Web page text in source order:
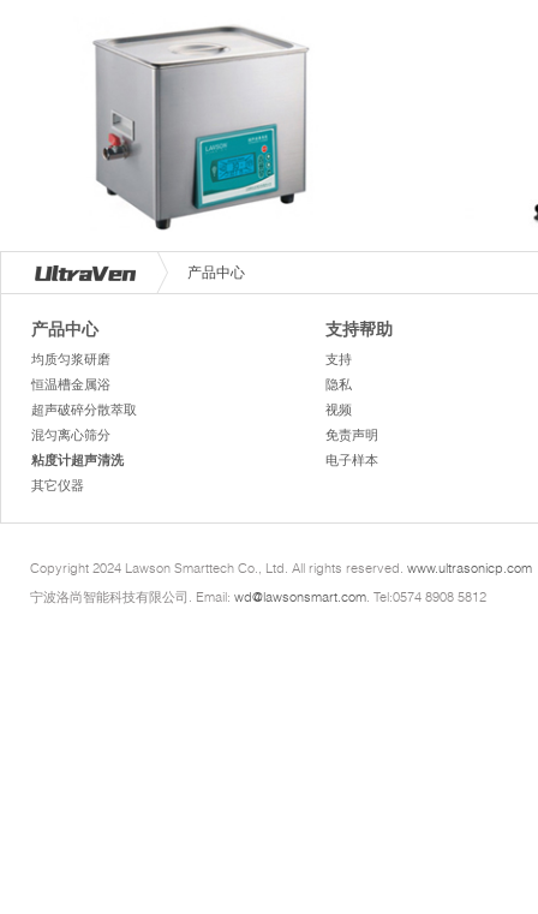
产品中心
产品中心
均质匀浆研磨
恒温槽金属浴
超声破碎分散萃取
混匀离心筛分
粘度计超声清洗
其它仪器
支持帮助
支持
隐私
视频
免责声明
电子样本
Copyright 2024 Lawson Smarttech Co., Ltd. All rights reserved. www.ultrasonicp.com
宁波洛尚智能科技有限公司. Email: wd@lawsonsmart.com . Tel:0574 8908 5812